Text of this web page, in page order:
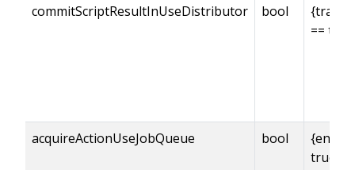
commitScriptResultInUseDistributor bool
== true
acquireActionUseJobQueue bool
true